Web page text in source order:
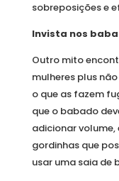
sobreposições e
Invista nos
Outro mito
mulheres plus
o que as fazem
que o babado
adicionar volume,
gordinhas que
usar uma saia de